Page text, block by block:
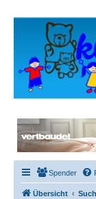
Spender
Übersicht